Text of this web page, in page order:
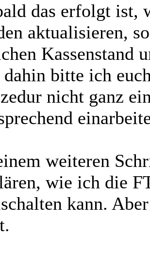
das erfolgt ist,
aktualisieren,
Kassenstand
bitte ich
nicht ganz
weiteren
wie ich die
kann.